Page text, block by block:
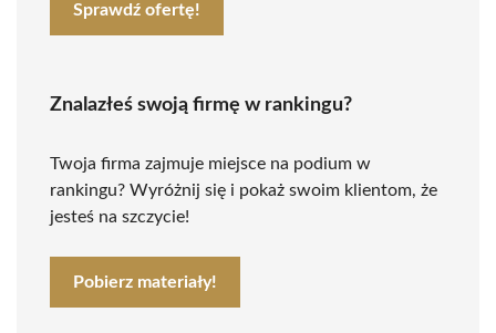
Sprawdź ofertę!
Znalazłeś swoją firmę w rankingu?
Twoja firma zajmuje miejsce na podium w
rankingu? Wyróżnij się i pokaż swoim klientom, że
jesteś na szczycie!
Pobierz materiały!